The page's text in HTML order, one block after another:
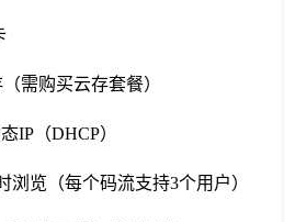
需购买云存套餐）
IP（DHCP）
浏览（每个码流支持3个用户）